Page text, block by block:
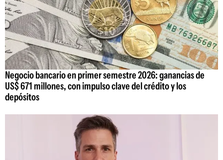
Negocio bancario en primer semestre 2026: ganancias de
US$ 671 millones, con impulso clave del crédito y los
depósitos